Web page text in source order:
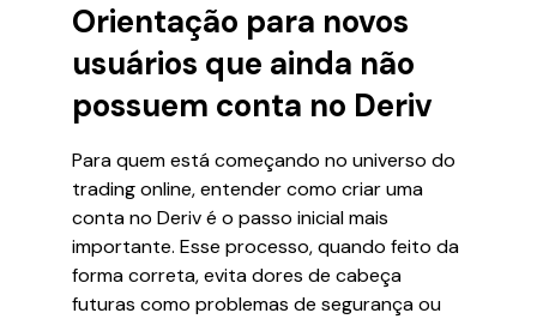
Orientação para novos
usuários que ainda não
possuem conta no Deriv
Para quem está começando no universo do
trading online, entender como criar uma
conta no Deriv é o passo inicial mais
importante. Esse processo, quando feito da
forma correta, evita dores de cabeça
futuras como problemas de segurança ou